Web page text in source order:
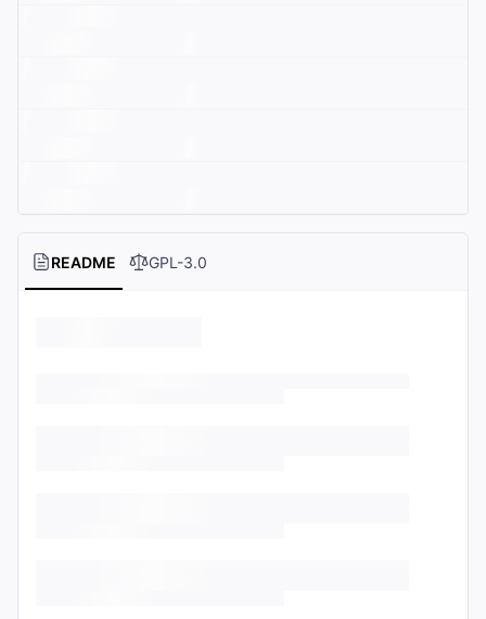
README GPL-3.0